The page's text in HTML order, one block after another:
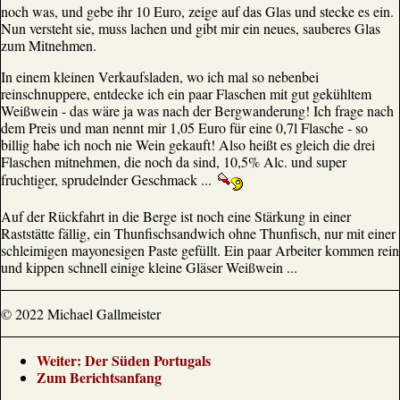
noch was, und gebe ihr 10 Euro, zeige auf das Glas und stecke es ein.
Nun versteht sie, muss lachen und gibt mir ein neues, sauberes Glas
zum Mitnehmen.
In einem kleinen Verkaufsladen, wo ich mal so nebenbei
reinschnuppere, entdecke ich ein paar Flaschen mit gut gekühltem
Weißwein - das wäre ja was nach der Bergwanderung! Ich frage nach
dem Preis und man nennt mir 1,05 Euro für eine 0,7l Flasche - so
billig habe ich noch nie Wein gekauft! Also heißt es gleich die drei
Flaschen mitnehmen, die noch da sind, 10,5% Alc. und super
fruchtiger, sprudelnder Geschmack ...
Auf der Rückfahrt in die Berge ist noch eine Stärkung in einer
Raststätte fällig, ein Thunfischsandwich ohne Thunfisch, nur mit einer
schleimigen mayonesigen Paste gefüllt. Ein paar Arbeiter kommen rein
und kippen schnell einige kleine Gläser Weißwein ...
© 2022 Michael Gallmeister
Weiter: Der Süden Portugals
Zum Berichtsanfang